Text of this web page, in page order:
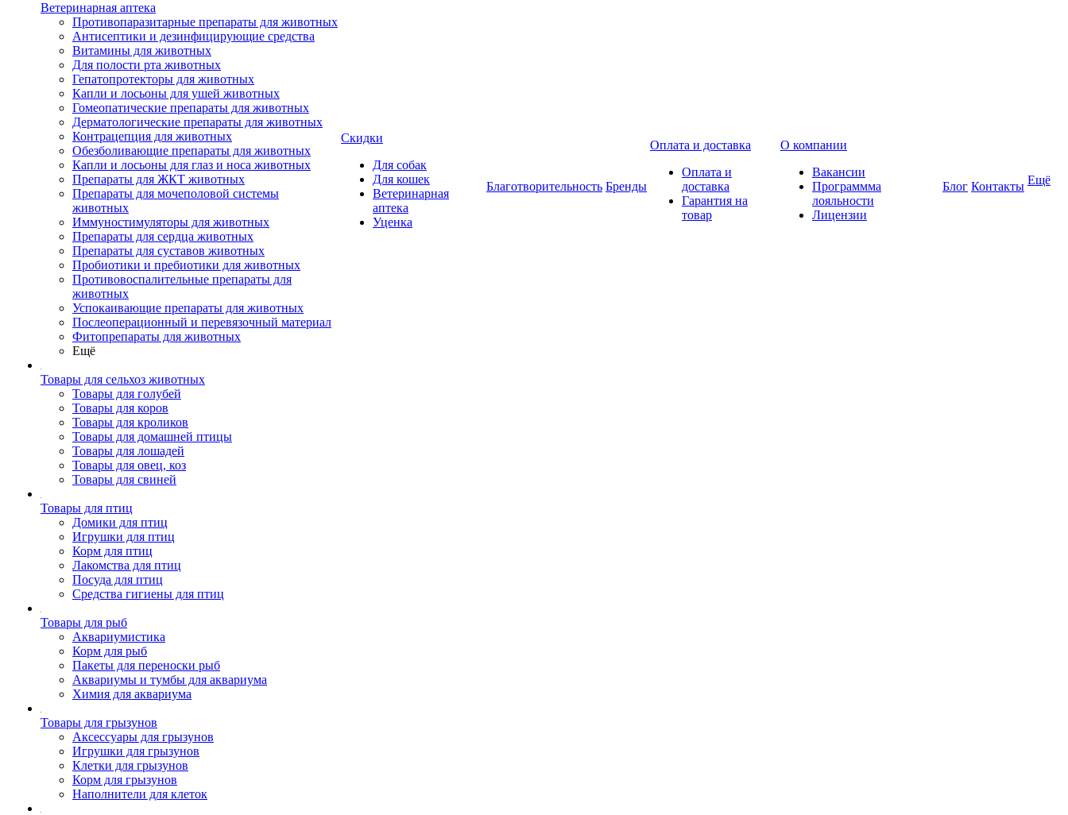
Ветеринарная аптека
Противопаразитарные препараты для животных
Антисептики и дезинфицирующие средства
Витамины для животных
Для полости рта животных
Гепатопротекторы для животных
Капли и лосьоны для ушей животных
Гомеопатические препараты для животных
Дерматологические препараты для животных
Контрацепция для животных
Обезболивающие препараты для животных
Капли и лосьоны для глаз и носа животных
Препараты для ЖКТ животных
Препараты для мочеполовой системы
животных
Иммуностимуляторы для животных
Препараты для сердца животных
Препараты для суставов животных
Пробиотики и пребиотики для животных
Противовоспалительные препараты для
животных
Успокаивающие препараты для животных
Послеоперационный и перевязочный материал
Фитопрепараты для животных
Ещё
Товары для сельхоз животных
Товары для голубей
Товары для коров
Товары для кроликов
Товары для домашней птицы
Товары для лошадей
Товары для овец, коз
Товары для свиней
Товары для птиц
Домики для птиц
Игрушки для птиц
Корм для птиц
Лакомства для птиц
Посуда для птиц
Средства гигиены для птиц
Товары для рыб
Аквариумистика
Корм для рыб
Пакеты для переноски рыб
Аквариумы и тумбы для аквариума
Химия для аквариума
Товары для грызунов
Аксессуары для грызунов
Игрушки для грызунов
Клетки для грызунов
Корм для грызунов
Наполнители для клеток
Скидки
Для собак
Для кошек
Ветеринарная
аптека
Уценка
Благотворительность Бренды
Оплата и доставка
Оплата и
доставка
Гарантия на
товар
О компании
Вакансии
Программма
лояльности
Лицензии
Блог Контакты Ещё